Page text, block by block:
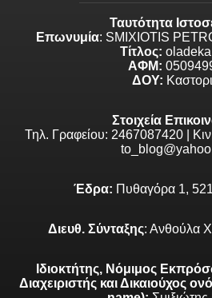
Ταυτότητα
Επωνυμία: SMIXIOTIS
Τίτλος:
ΑΦΜ:
ΔΟΥ:
Στοιχεία
Τηλ. Γραφείου: 2467087420 |
Έδρα: Πυθαγόρα 1,
Διευθ. Σύνταξης: Ανθούλα
Ιδιοκτήτης, Νόμιμος
Διαχειριστής και Δικαιούχος